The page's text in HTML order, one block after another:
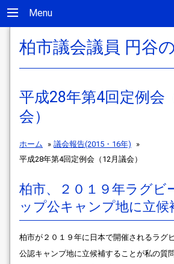
Menu
柏市議会議員 円谷
平成28年第4回定例会
会）
ホーム » 議会報告(2015・16年) »
平成28年第4回定例会（12月議会）
柏市、２０１９年ラグビ
ップ公キャンプ地に立候
柏市が２０１９年に日本で開催されるラグ
公認キャンプ地に立候補することが私の質